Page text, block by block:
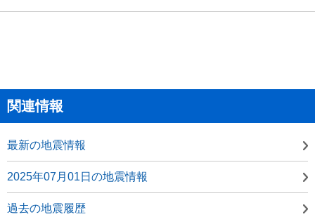
関連情報
最新の地震情報
2025年07月01日の地震情報
過去の地震履歴